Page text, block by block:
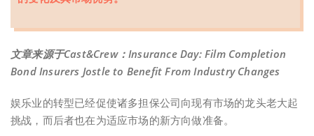
文章来源于Cast&Crew：Insurance Day: Film Completion
Bond Insurers Jostle to Benefit From Industry Changes
娱乐业的转型已经促使诸多担保公司向现有市场的龙头老大起
挑战，而后者也在为适应市场的新方向做准备。